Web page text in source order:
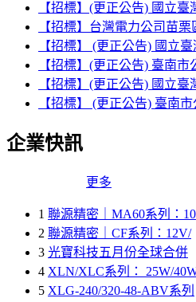
【招標】(更正公告) 國立
【招標】台灣電力公司苗
【招標】 (更正公告) 國立
【招標】(更正公告) 臺南
【招標】(更正公告) 國立
【招標】 (更正公告) 臺南
企業快訊
更多
1 聯源精密｜MA60系列：10
2 聯源精密｜CF系列：12V/
3 光寶科技五月份全球合併
4 XLN/XLC系列： 25W/
5 XLG-240/320-48-ABV系列